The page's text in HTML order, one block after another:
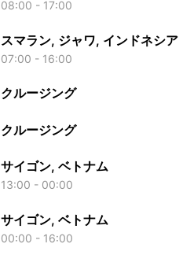
08:00 - 17:00
スマラン, ジャワ, インドネシア
07:00 - 16:00
クルージング
クルージング
サイゴン, ベトナム
13:00 - 00:00
サイゴン, ベトナム
00:00 - 16:00